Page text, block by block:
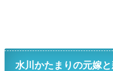
水川かたまりの元嫁